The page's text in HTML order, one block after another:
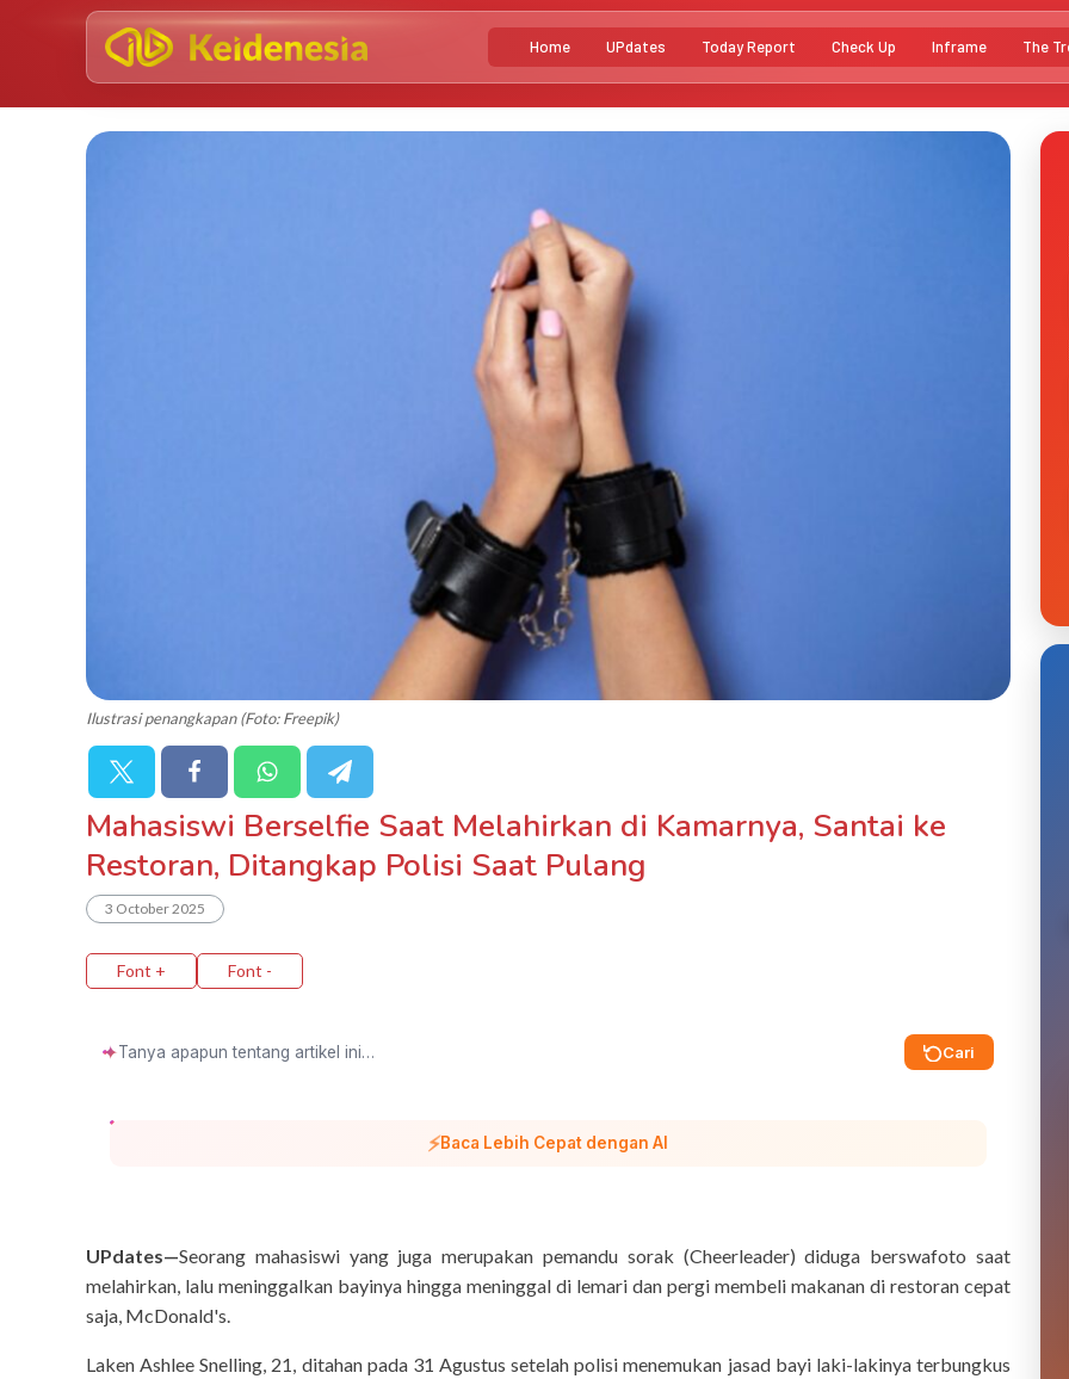
Home UPdates Today Report Check Up Inframe The
Ilustrasi penangkapan (Foto: Freepik)
Mahasiswi Berselfie Saat Melahirkan di Kamarnya, Santai ke
Restoran, Ditangkap Polisi Saat Pulang
3 October 2025
Font + Font -
✦ Cari
⚡Baca Lebih Cepat dengan AI
UPdates—Seorang mahasiswi yang juga merupakan pemandu sorak (Cheerleader) diduga berswafoto saat
melahirkan, lalu meninggalkan bayinya hingga meninggal di lemari dan pergi membeli makanan di restoran cepat
saja, McDonald's.
Laken Ashlee Snelling, 21, ditahan pada 31 Agustus setelah polisi menemukan jasad bayi laki-lakinya terbungkus